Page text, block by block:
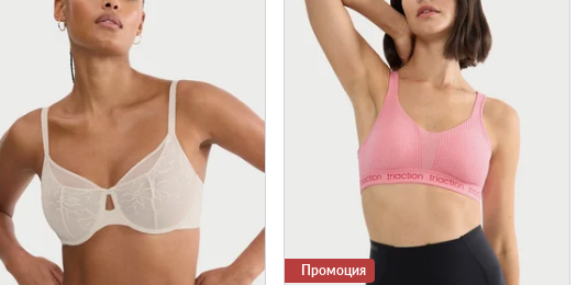
Промоция